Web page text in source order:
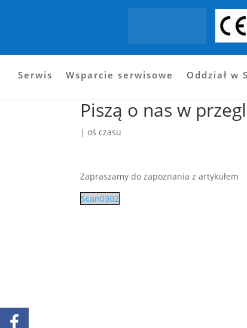
Serwis Wsparcie serwisowe Oddział w
Piszą o nas w
|oś czasu
Zapraszamy do zapoznania z artykułem
Scan0302